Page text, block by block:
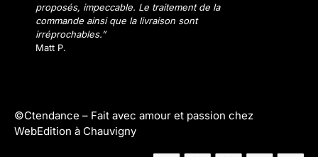
proposés, impeccable. Le traitement de la
commande ainsi que la livraison sont
irréprochables.”
Matt P.
©Ctendance – Fait avec amour et passion chez
WebEdition à Chauvigny